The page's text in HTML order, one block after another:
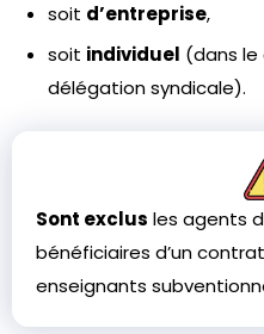
soit d’entreprise,
soit individuel (dans le
délégation syndicale).
Sont exclus les agents
bénéficiaires d’un
enseignants